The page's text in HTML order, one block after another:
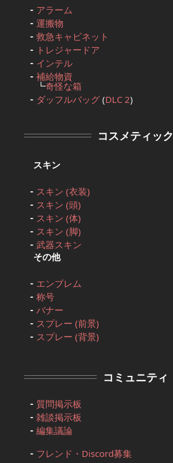
アラーム
運搬物
救急キャビネット
トレジャードア
インテル
補給物資
┗奇怪な箱
ダッフルバッグ (DLC 2)
コスメティック
スキン
スキン (衣装)
スキン (頭)
スキン (体)
スキン (脚)
武器スキン
その他
エンブレム
称号
バナー
スプレー (前景)
スプレー (背景)
コミュニティ
質問掲示板
雑談掲示板
編集議論
フレンド・Discord募集